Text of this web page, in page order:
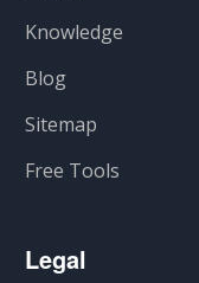
Knowledge
Blog
Sitemap
Free Tools
Legal